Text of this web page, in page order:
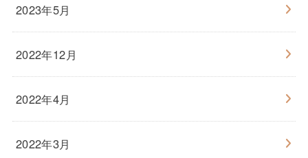
2023年5月
2022年12月
2022年4月
2022年3月